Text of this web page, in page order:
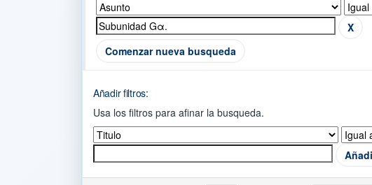
Comenzar nueva busqueda
Añadir filtros:
Usa los filtros para afinar la busqueda.